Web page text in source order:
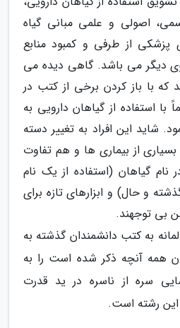
اصولی و علمی مبانی گیاه
پزشکی از طرفی و کمبود منابع
دیگر می باشد. گاهی دیده می
که با باز کردن برخی از کتب در
استفاده از گیاهان دارویی به
شاید این افراد به تغییر دسته
از بیماری ها و هم تفاوت
نام گیاهان (استفاده از یک نام
و حال) و ابزارهای تازه برای
بی توجهند.
به کتب دانشمندان گذشته به
همه آنچه ذکر شده است را به
سره از ناسره در ید قدرت
رشته است.